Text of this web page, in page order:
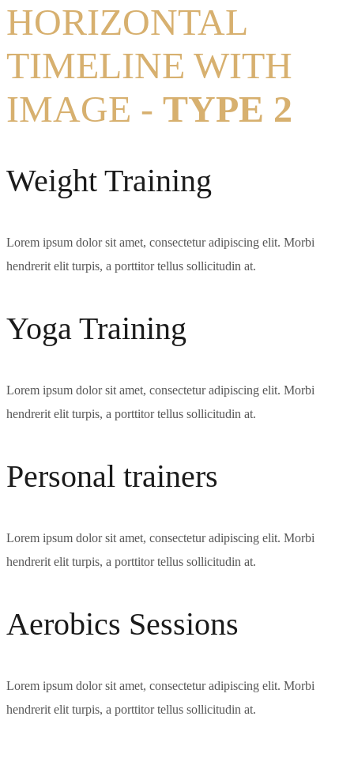
HORIZONTAL
TIMELINE WITH
IMAGE - TYPE 2
Weight Training
Lorem ipsum dolor sit amet, consectetur adipiscing elit. Morbi
hendrerit elit turpis, a porttitor tellus sollicitudin at.
Yoga Training
Lorem ipsum dolor sit amet, consectetur adipiscing elit. Morbi
hendrerit elit turpis, a porttitor tellus sollicitudin at.
Personal trainers
Lorem ipsum dolor sit amet, consectetur adipiscing elit. Morbi
hendrerit elit turpis, a porttitor tellus sollicitudin at.
Aerobics Sessions
Lorem ipsum dolor sit amet, consectetur adipiscing elit. Morbi
hendrerit elit turpis, a porttitor tellus sollicitudin at.